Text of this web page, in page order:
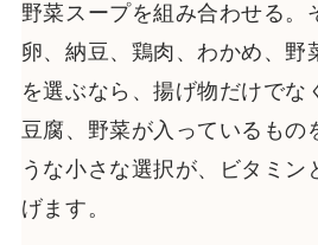
野菜スープを組み合わせる。
卵、納豆、鶏肉、わかめ、野
を選ぶなら、揚げ物だけでな
豆腐、野菜が入っているもの
うな小さな選択が、ビタミン
げます。